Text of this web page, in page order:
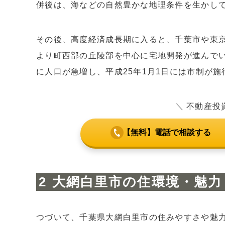
併後は、海などの自然豊かな地理条件を生かし
その後、高度経済成長期に入ると、千葉市や東
より町西部の丘陵部を中心に宅地開発が進ん
に人口が急増し、平成25年1月1日には市制が施
＼ 不動産投
【無料】電話で相談する
大網白里市の住環境・魅力
つづいて、千葉県大網白里市の住みやすさや魅